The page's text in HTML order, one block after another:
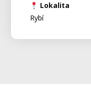
Lokalita
Rybí